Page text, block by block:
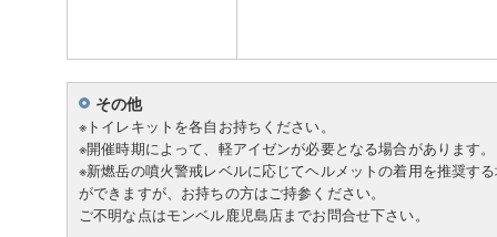
その他
※トイレキットを各自お持ちください。
※開催時期によって、軽アイゼンが必要となる場合があります。
※新燃岳の噴火警戒レベルに応じてヘルメットの着用を推奨す
ができますが、お持ちの方はご持参ください。
ご不明な点はモンベル鹿児島店までお問合せ下さい。